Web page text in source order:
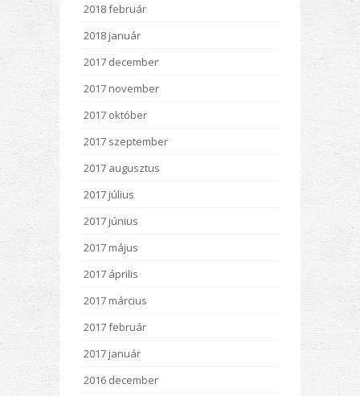
2018 február
2018 január
2017 december
2017 november
2017 október
2017 szeptember
2017 augusztus
2017 július
2017 június
2017 május
2017 április
2017 március
2017 február
2017 január
2016 december